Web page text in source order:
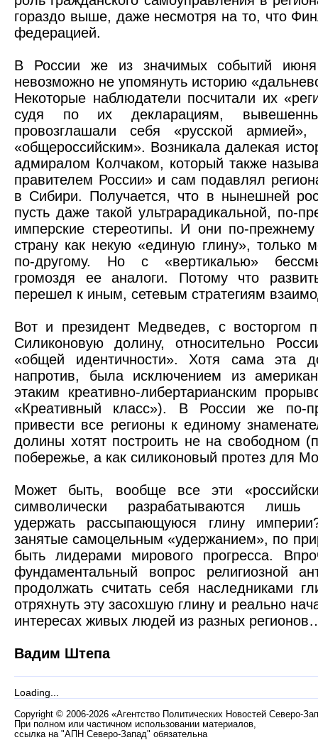
гораздо выше, даже несмотря на то, что
федерацией.
В России же из значимых событий
невозможно не упомянуть историю
Некоторые наблюдатели посчитали их
судя по их декларациям,
провозглашали себя «русской
«общероссийским». Возникала далекая
адмиралом Колчаком, который также
правителем России» и сам подавлял
в Сибири. Получается, что в нынешней
пусть даже такой ультрарадикальной, по-
имперские стереотипы. И они по-
страну как некую «единую глину», только
по-другому. Но с «вертикалью»
громоздя ее аналоги. Потому что
перешел к иным, сетевым стратегиям
Вот и президент Медведев, с восторгом
Силиконовую долину, относительно
«общей идентичности». Хотя сама эта
напротив, была исключением из
этаким креативно-либертарианским
«Креативный класс»). В России же по-
привести все регионы к единому
долины хотят построить не на свободном
побережье, а как силиконовый протез для
Может быть, вообще все эти
символически разрабатываются лишь
удержать рассыпающуюся глину
занятые самоцельным «удержанием», по
быть лидерами мирового прогресса.
фундаментальный вопрос религиозной
продолжать считать себя наследниками
отряхнуть эту засохшую глину и реально
интересах живых людей из разных
Вадим Штепа
Loading...
Copyright © 2006-2026 «Агентство Политических Новостей Северо-
При полном или частичном использовании материалов,
ссылка на "АПН Северо-Запад" обязательна